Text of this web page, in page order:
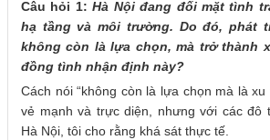
Câu hỏi 1: Hà Nội đang đối mặt tình
hạ tầng và môi trường. Do đó, phát
không còn là lựa chọn, mà trở thành
đồng tình nhận định này?
Cách nói “không còn là lựa chọn mà là
vẻ mạnh và trực diện, nhưng với các đô
Hà Nội, tôi cho rằng khá sát thực tế.